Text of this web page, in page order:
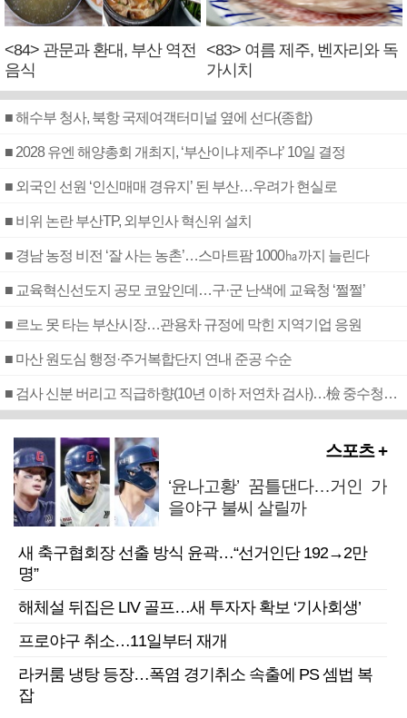
<84> 관문과 환대, 부산 역전
음식
<83> 여름 제주, 벤자리와 독
가시치
■ 해수부 청사, 북항 국제여객터미널 옆에 선다(종합)
■ 2028 유엔 해양총회 개최지, ‘부산이냐 제주냐’ 10일 결정
■ 외국인 선원 ‘인신매매 경유지’ 된 부산…우려가 현실로
■ 비위 논란 부산TP, 외부인사 혁신위 설치
■ 경남 농정 비전 ‘잘 사는 농촌’…스마트팜 1000㏊까지 늘린다
■ 교육혁신선도지 공모 코앞인데…구·군 난색에 교육청 ‘쩔쩔’
■ 르노 못 타는 부산시장…관용차 규정에 막힌 지역기업 응원
■ 마산 원도심 행정·주거복합단지 연내 준공 수순
■ 검사 신분 버리고 직급하향(10년 이하 저연차 검사)…檢 중수청행 기피
스포츠 +
‘윤나고황’ 꿈틀댄다…거인 가
을야구 불씨 살릴까
새 축구협회장 선출 방식 윤곽…“선거인단 192→2만
명”
해체설 뒤집은 LIV 골프…새 투자자 확보 ‘기사회생’
프로야구 취소…11일부터 재개
라커룸 냉탕 등장…폭염 경기취소 속출에 PS 셈법 복
잡